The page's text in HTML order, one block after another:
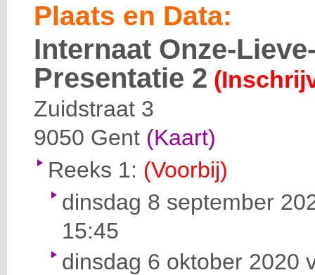
Plaats en Data:
Internaat Onze-
Presentatie 2
Zuidstraat 3
9050 Gent (Kaart)
Reeks 1: (Voorbij)
dinsdag 8 september
15:45
dinsdag 6 oktober 2020